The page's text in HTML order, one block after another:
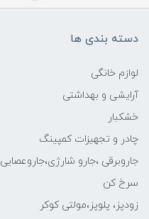
دسته بندی ها
لوازم خانگی
آرایشی و بهداشتی
خشکبار
چادر و تجهیزات کمپینگ
جاروبرقی ،جارو شارژی،جاروعصایی
سرخ کن
زودپز، پلوپز،مولتی کوکر